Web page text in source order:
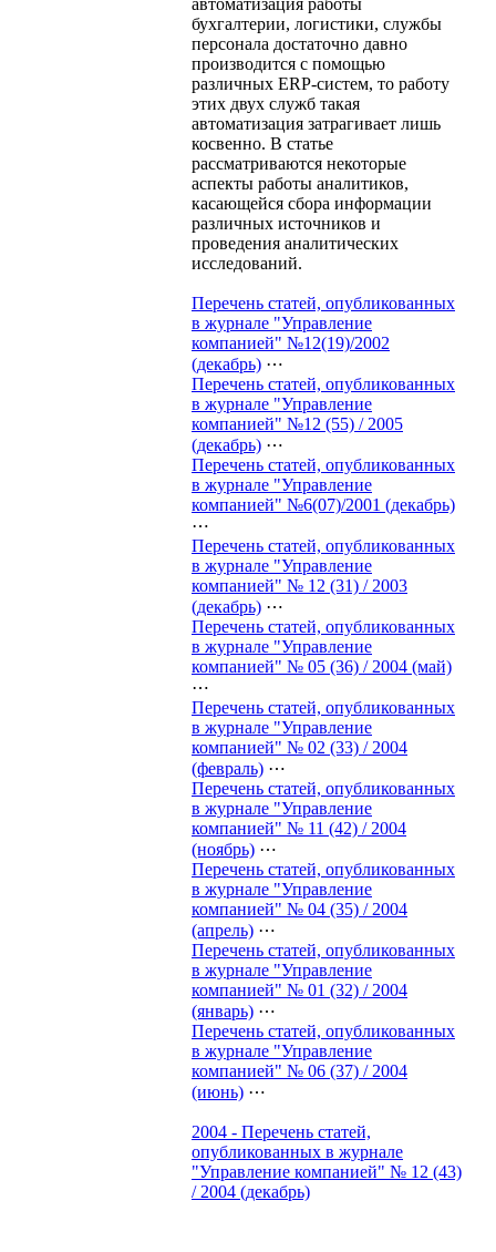
бухгалтерии, логистики, службы
персонала достаточно давно
производится с помощью
различных ERP-систем, то работу
этих двух служб такая
автоматизация затрагивает лишь
косвенно. В статье
рассматриваются некоторые
аспекты работы аналитиков,
касающейся сбора информации
различных источников и
проведения аналитических
исследований.
Перечень статей, опубликованных
в журнале "Управление
компанией" №12(19)/2002
(декабрь) ⋯
Перечень статей, опубликованных
в журнале "Управление
компанией" №12 (55) / 2005
(декабрь) ⋯
Перечень статей, опубликованных
в журнале "Управление
компанией" №6(07)/2001 (декабрь)
⋯
Перечень статей, опубликованных
в журнале "Управление
компанией" № 12 (31) / 2003
(декабрь) ⋯
Перечень статей, опубликованных
в журнале "Управление
компанией" № 05 (36) / 2004 (май)
⋯
Перечень статей, опубликованных
в журнале "Управление
компанией" № 02 (33) / 2004
(февраль) ⋯
Перечень статей, опубликованных
в журнале "Управление
компанией" № 11 (42) / 2004
(ноябрь) ⋯
Перечень статей, опубликованных
в журнале "Управление
компанией" № 04 (35) / 2004
(апрель) ⋯
Перечень статей, опубликованных
в журнале "Управление
компанией" № 01 (32) / 2004
(январь) ⋯
Перечень статей, опубликованных
в журнале "Управление
компанией" № 06 (37) / 2004
(июнь) ⋯
2004 - Перечень статей,
опубликованных в журнале
"Управление компанией" № 12 (43)
/ 2004 (декабрь)